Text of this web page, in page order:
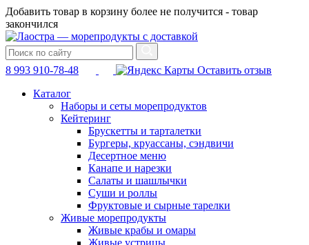
Добавить товар в корзину более не получится - товар
закончился
8 993 910-78-48
Оставить отзыв
Каталог
Наборы и сеты морепродуктов
Кейтеринг
Брускетты и тарталетки
Бургеры, круассаны, сэндвичи
Десертное меню
Канапе и нарезки
Салаты и шашлычки
Суши и роллы
Фруктовые и сырные тарелки
Живые морепродукты
Живые крабы и омары
Живые устрицы